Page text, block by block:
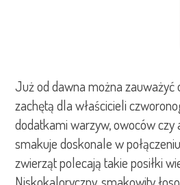
Już od dawna można zauważyć
zachętą dla właścicieli
dodatkami warzyw, owoców czy
smakuje doskonale w
zwierząt polecają takie posiłki